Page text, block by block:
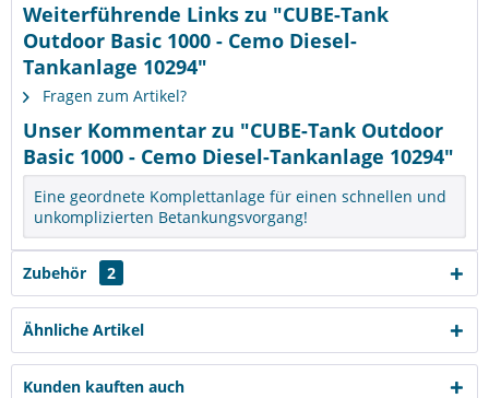
Weiterführende Links zu "CUBE-Tank
Outdoor Basic 1000 - Cemo Diesel-
Tankanlage 10294"
Fragen zum Artikel?
Unser Kommentar zu "CUBE-Tank Outdoor
Basic 1000 - Cemo Diesel-Tankanlage 10294"
Eine geordnete Komplettanlage für einen schnellen und
unkomplizierten Betankungsvorgang!
Zubehör 2
Ähnliche Artikel
Kunden kauften auch